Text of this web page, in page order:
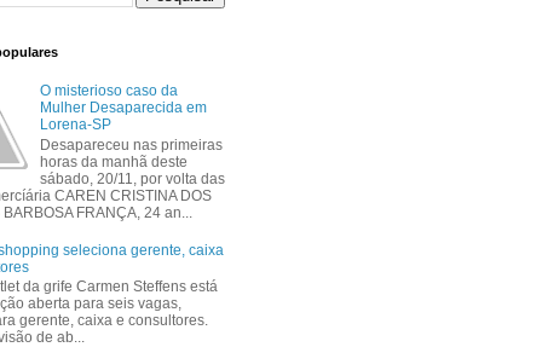
O misterioso caso da
Mulher Desaparecida em
Lorena-SP
Desapareceu nas primeiras
horas da manhã deste
sábado, 20/11, por volta das
CAREN CRISTINA DOS
FRANÇA, 24 an...
seleciona gerente, caixa
da grife Carmen Steffens está
aberta para seis vagas,
gerente, caixa e consultores.
de ab...